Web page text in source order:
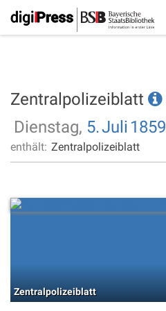
Zentralpolizeiblatt
Dienstag, 5.Juli 1859
enthält: Zentralpolizeiblatt
Zentralpolizeiblatt